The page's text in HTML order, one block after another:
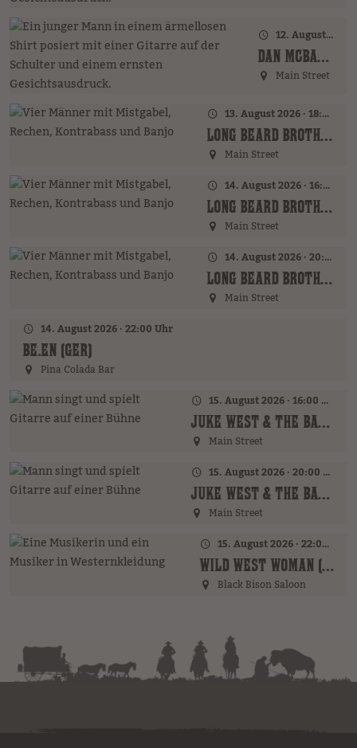
12. August 2026 · 20:00 Uhr
DAN MCBAKER (GER)
Main Street
13. August 2026 · 18:00 Uhr
LONG BEARD BROTHERS (AT)
Main Street
14. August 2026 · 16:00 Uhr – 18:00 Uhr
LONG BEARD BROTHERS (AT)
Main Street
14. August 2026 · 20:00 Uhr
LONG BEARD BROTHERS (AT)
Main Street
14. August 2026 · 22:00 Uhr
BE.EN (GER)
Pina Colada Bar
15. August 2026 · 16:00 Uhr – 18:00 Uhr
JUKE WEST & THE BAND (AT)
Main Street
15. August 2026 · 20:00 Uhr
JUKE WEST & THE BAND (AT)
Main Street
15. August 2026 · 22:00 Uhr
WILD WEST WOMAN (GER)
Black Bison Saloon